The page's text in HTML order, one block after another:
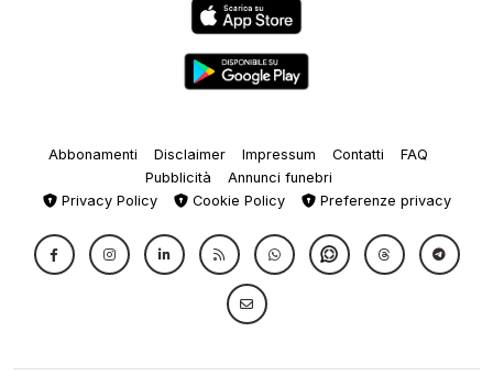
Abbonamenti Disclaimer Impressum Contatti
FAQ
Pubblicità
Annunci funebri
Privacy Policy
Cookie Policy Preferenze privacy